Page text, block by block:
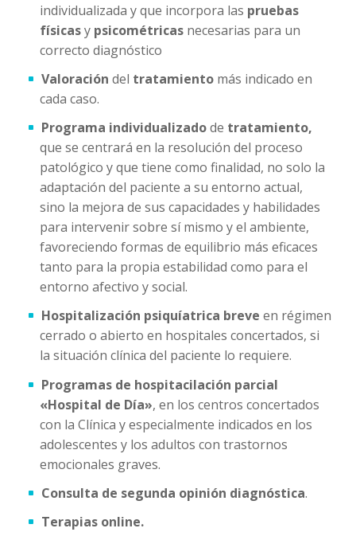
individualizada y que incorpora las pruebas
físicasy psicométricas necesarias para un
correcto diagnóstico
Valoración del tratamiento más indicado en
cada caso.
Programa individualizadode tratamiento,
que se centrará en la resolución del proceso
patológico y que tiene como finalidad, no solo la
adaptación del paciente a su entorno actual,
sino la mejora de sus capacidades y habilidades
para intervenir sobre sí mismo y el ambiente,
favoreciendo formas de equilibrio más eficaces
tanto para la propia estabilidad como para el
entorno afectivo y social.
Hospitalización psiquíatrica breve en régimen
cerrado o abierto en hospitales concertados, si
la situación clínica del paciente lo requiere.
Programas de hospitacilación parcial
«Hospital de Día», en los centros concertados
con la Clínica y especialmente indicados en los
adolescentes y los adultos con trastornos
emocionales graves.
Consulta de segunda opinión diagnóstica.
Terapias online.